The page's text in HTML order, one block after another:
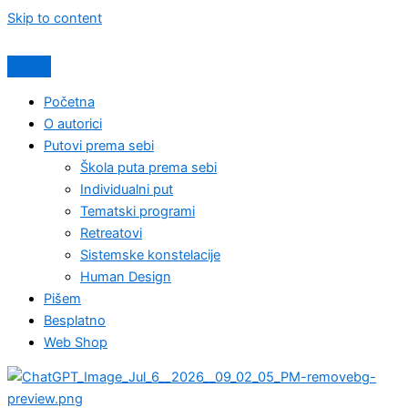
Skip to content
Početna
O autorici
Putovi prema sebi
Škola puta prema sebi
Individualni put
Tematski programi
Retreatovi
Sistemske konstelacije
Human Design
Pišem
Besplatno
Web Shop